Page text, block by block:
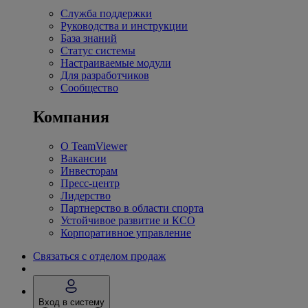
Служба поддержки
Руководства и инструкции
База знаний
Статус системы
Настраиваемые модули
Для разработчиков
Сообщество
Компания
О TeamViewer
Вакансии
Инвесторам
Пресс-центр
Лидерство
Партнерство в области спорта
Устойчивое развитие и КСО
Корпоративное управление
Связаться с отделом продаж
Вход в систему